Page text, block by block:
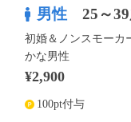
男性 25～
初婚＆ノンスモーカ
かな男性
¥2,900
100pt付与